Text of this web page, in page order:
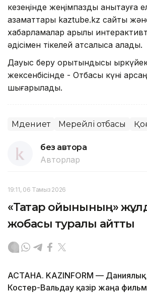
кезеңінде жеңімпазды анықтауға
азаматтары kaztube.kz сайты
хабарламалар арқылы
әдісімен тікелей атсалыса алады.
Дауыс беру қорытындысы
жексенбісінде - Отбасы күні
шығарылады.
Мәдениет Мерейлі отбасы
без автора
Авторлар
19:11, 06 Тамыз 2026
«Тақтар ойынының»
жобасы туралы айтты
АСТАНА. KAZINFORM — Даниялық
Костер-Вальдау қазір жаңа